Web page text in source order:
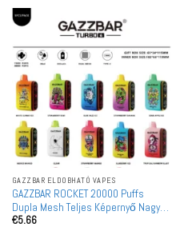
GAZZBAR ELDOBHATÓ VAPES
GAZZBAR ROCKET 20000 Puffs
Dupla Mesh Teljes Képernyő Nagy
Tételben Vásárolható Újratölthető
€5.66